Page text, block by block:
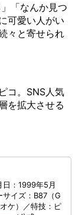
「なんか見つ
可愛い人がい
々と寄せられ
コ。SNS人気
を拡大させる
日：1999年5月
イズ：B87（G
ケ）／特技：ピ